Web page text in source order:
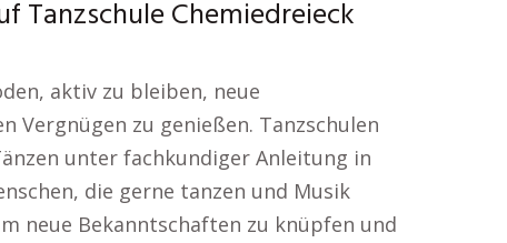
Tanzschule Chemiedreieck
aktiv zu bleiben, neue
Vergnügen zu genießen. Tanzschulen
unter fachkundiger Anleitung in
die gerne tanzen und Musik
neue Bekanntschaften zu knüpfen und